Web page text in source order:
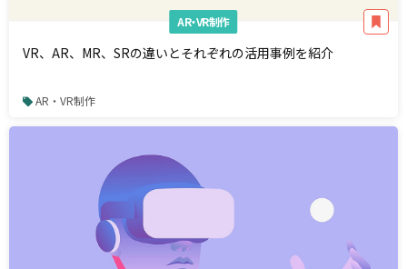
AR・VR制作
VR、AR、MR、SRの違いとそれぞれの活用事例を紹介
AR・VR制作